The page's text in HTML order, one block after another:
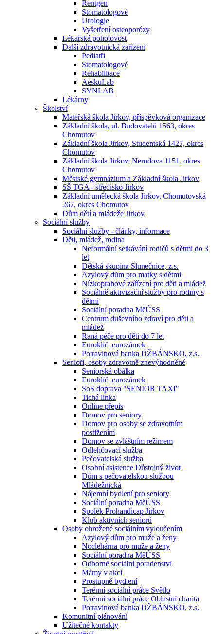
Rentgen
Stomatologové
Urologie
Vyšetření osteoporózy
Lékařská pohotovost
Další zdravotnická zařízení
Pediatři
Stomatologové
Rehabilitace
AeskuLab
SYNLAB
Lékárny
Školství
Mateřská škola Jirkov, příspěvková organizace
Základní škola, ul. Budovatelů 1563, okres
Chomutov
Základní škola Jirkov, Studentská 1427, okres
Chomutov
Základní škola Jirkov, Nerudova 1151, okres
Chomutov
Městské gymnázium a Základní škola Jirkov
SŠ TGA - středisko Jirkov
Základní umělecká škola Jirkov, Chomutovská
267, okres Chomutov
Dům dětí a mládeže Jirkov
Sociální služby
Sociální služby - články, informace
Děti, mládež, rodina
Neformální setkávání rodičů s dětmi do 3
let
Dětská skupina Slunečnice, z.s.
Azylový dům pro matky s dětmi
Nízkoprahové zařízení pro děti a mládež
Sociálně aktivizační služby pro rodiny s
dětmi
Sociální poradna MěÚSS
Centrum duševního zdraví pro děti a
mládež
Raná péče pro děti do 7 let
Euroklíč, eurozámek
Potravinová banka DŽBÁNSKO, z.s.
Senioři, osoby zdravotně znevýhodněné
Seniorská obálka
Euroklíč, eurozámek
SoS doprava "SENIOR TAXI"
Tichá linka
Online přepis
Domov pro seniory
Domov pro osoby se zdravotním
postižením
Domov se zvláštním režimem
Odlehčovací služba
Pečovatelská služba
Osobní asistence Důstojný život
Dům s pečovatelskou službou
Mládežnická
Nájemní bydlení pro seniory
Sociální poradna MěÚSS
Spolek Prohandicap Jirkov
Klub aktivních seniorů
Osoby ohrožené sociálním vyloučením
Azylový dům pro muže a ženy
Noclehárna pro muže a ženy
Sociální poradna MěÚSS
Odborné sociální poradenství
Mámy v akci
Prostupné bydlení
Terénní sociální práce Světlo
Terénní sociální práce Oblastní charita
Potravinová banka DŽBÁNSKO, z.s.
Komunitní plánování
Užitečné kontakty